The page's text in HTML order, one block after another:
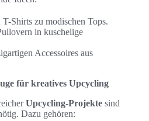
Shirts zu modischen Tops.
in kuschelige
Accessoires aus
für kreatives Upcycling
Upcycling-Projekte sind
Dazu gehören: